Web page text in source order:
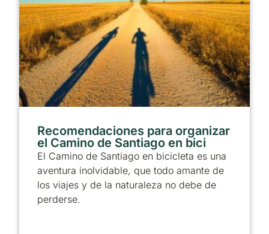
Recomendaciones para organizar
el Camino de Santiago en bici
El Camino de Santiago en bicicleta es una
aventura inolvidable, que todo amante de
los viajes y de la naturaleza no debe de
perderse.